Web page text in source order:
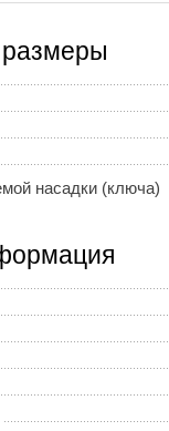
насадки (ключа)